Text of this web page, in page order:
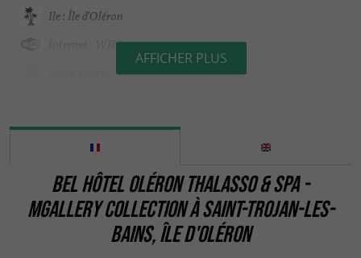
Ile : Île d'Oléron
Internet : WIFI
Ouvert toute l'année
Parle anglais
Piscine
AFFICHER PLUS
BEL HÔTEL OLÉRON THALASSO & SPA -
MGALLERY COLLECTION À SAINT-TROJAN-LES-
BAINS, ÎLE D'OLÉRON